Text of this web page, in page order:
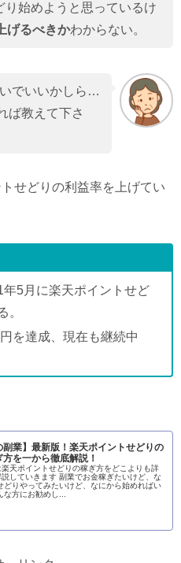
り始めようと思っているけ
げるべきかわからない。
でいいかしら…
ば教えて下さ
せどりの利益率を上げてい
5月に楽天ポイントせど
。
を達成、現在も継続中
副業】最新版！楽天ポイントせどりの
を一から徹底解説！
楽天ポイントせどりの稼ぎ方をどこよりも詳
説していきます 副業でお金稼ぎたいけど、な
どりやってみたいけど、なにから始めればい
方にお勧めし...